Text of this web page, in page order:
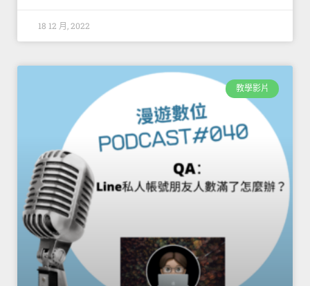
18 12 月, 2022
教學影片